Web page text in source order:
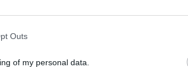
Outs
of my personal data.